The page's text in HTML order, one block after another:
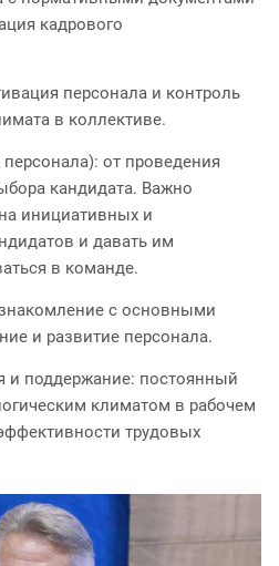
кадрового
персонала и контроль
в коллективе.
от проведения
кандидата. Важно
инициативных и
и давать им
в команде.
с основными
и развитие персонала.
и поддержание: постоянный
климатом в рабочем
трудовых